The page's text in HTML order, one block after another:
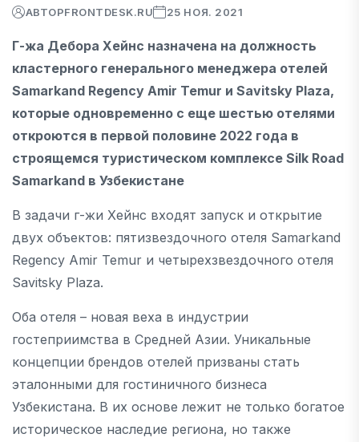
АВТОРFRONTDESK.RU 25 НОЯ. 2021
Г-жа Дебора Хейнс назначена на должность
кластерного генерального менеджера отелей
Samarkand Regency Amir Temur и Savitsky Plaza,
которые одновременно с еще шестью отелями
откроются в первой половине 2022 года в
строящемся туристическом комплексе Silk Road
Samarkand в Узбекистане
В задачи г-жи Хейнс входят запуск и открытие
двух объектов: пятизвездочного отеля Samarkand
Regency Amir Temur и четырехзвездочного отеля
Savitsky Plaza.
Оба отеля – новая веха в индустрии
гостеприимства в Средней Азии. Уникальные
концепции брендов отелей призваны стать
эталонными для гостиничного бизнеса
Узбекистана. В их основе лежит не только богатое
историческое наследие региона, но также